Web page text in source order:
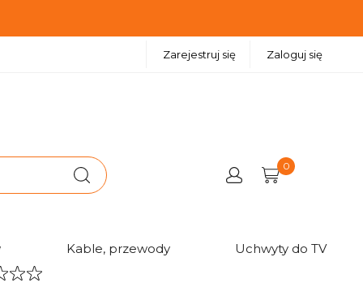
Zarejestruj się Zaloguj się
0
Kable, przewody Uchwyty do TV